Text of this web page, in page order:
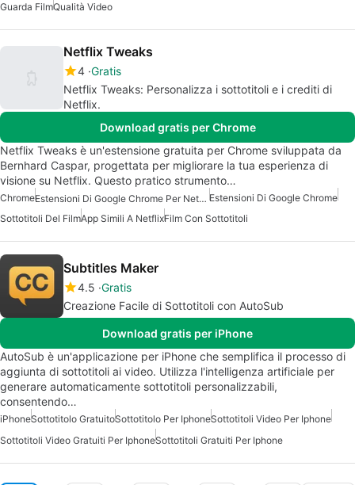
Guarda FilmQualità Video
Netflix Tweaks
4 Gratis
Netflix Tweaks: Personalizza i sottotitoli e i crediti di
Netflix.
Download gratis per Chrome
Netflix Tweaks è un'estensione gratuita per Chrome sviluppata da
Bernhard Caspar, progettata per migliorare la tua esperienza di
visione su Netflix. Questo pratico strumento…
Chrome Estensioni Di Google Chrome Per Netflix Estensioni Di Google Chrome
Sottotitoli Del FilmApp Simili A NetflixFilm Con Sottotitoli
Subtitles Maker
4.5 Gratis
Creazione Facile di Sottotitoli con AutoSub
Download gratis per iPhone
AutoSub è un'applicazione per iPhone che semplifica il processo di
aggiunta di sottotitoli ai video. Utilizza l'intelligenza artificiale per
generare automaticamente sottotitoli personalizzabili,
consentendo…
iPhoneSottotitolo GratuitoSottotitolo Per IphoneSottotitoli Video Per Iphone
Sottotitoli Video Gratuiti Per IphoneSottotitoli Gratuiti Per Iphone